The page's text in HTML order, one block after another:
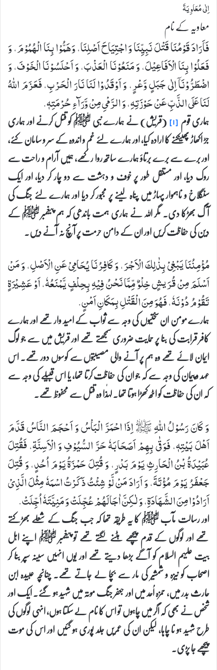
اِلٰى مُعَاوِیَةَ
معاویہ کے نام
فَاَرَادَ قَوْمُنَا قَتْلَ نَبِیِّنَا وَ اجْتِیَاحَ اَصْلِنَا، وَهَمُّوْا بِنَا الْهُمُوْمَ، وَ
فَعَلُوْا بِنَا الْاَفَاعِیْلَ، وَ مَنَعُوْنَا الْعَذْبَ، وَ اَحْلَسُوْنَا الْخَوْفَ، وَ
اضْطَرُّوْنَاۤ اِلٰی جَبَلٍ وَّعْرٍ، وَ اَوْقَدُوْا لَنَا نَارَ الْحَرْبِ، فَعَزَمَ اللهُ
لَنَا عَلَی الذَّبِّ عَنْ حَوْزَتِهِ، وَ الرَّمْیِ مِنْ وَّرَآءِ حُرْمَتِهٖ.
ہماری قوم [۱] (قریش) نے ہمارے نبی ﷺ کو قتل کرنے اور ہماری
جڑ اکھاڑ پھینکنے کا ارادہ کیا، اور ہمارے لئے غم و اندوہ کے سر و سامان کئے،
اور برے سے برے برتاؤ ہمارے ساتھ روا رکھے، ہمیں آرام و راحت سے
روک دیا، اور مستقل طور پر خوف و دہشت سے دو چار کر دیا، اور ایک
سنگلاخ و ناہموار پہاڑ میں پناہ لینے پر مجبور کر دیا اور ہمارے لئے جنگ کی
آگ بھڑکا دی۔ مگر اللہ نے ہماری ہمت باندھی کہ ہم پیغمبر ﷺ کے
دین کی حفاظت کریں اور ان کے دامن حرمت پر آنچ نہ آنے دیں۔
مُؤْمِنُنَا یَبْغِیْ بِذٰلِكَ الْاَجْرَ، وَ كَافِرُنَا یُحَامِیْ عَنِ الْاَصْلِ، وَ مَنْ
اَسْلَمَ مِنْ قُرَیشٍ خِلْوٌ مِّمَّا نَحْنُ فِیْهِ بِحِلْفٍ یَّمْنَعُهٗ، اَوْ عَشِیْرَةٍ
تَقُوْمُ دُوْنَهٗ، فَهُوَ مِنَ الْقَتْلِ بِمَكَانِ اَمْنٍ.
ہمارے مومن ان سختیوں کی وجہ سے ثواب کے امید وار تھے اور ہمارے
کافر قرابت کی بنا پر حمایت ضروری سمجھتے تھے اور قریش میں سے جو لوگ
ایمان لائے تھے وہ ہم پر آنے والی مصیبتوں سے کوسوں دور تھے۔ اس
عہد و پیمان کی وجہ سے کہ جو ان کی حفاظت کرتا تھا، یا اس قبیلے کی وجہ سے
کہ ان کی حفاظت کو اٹھ کھڑا ہوتا تھا۔ لہٰذا وہ قتل سے محفوظ تھے۔
وَ كَانَ رَسُوْلُ اللهِ- ﷺ اِذَا احْمَرَّ الْبَاْسُ وَ اَحْجَمَ النَّاسُ قَدَّمَ
اَهْلَ بَیْتِهٖ، فَوَقٰی بِهِمْ اَصَحَابَهٗ حَرَّ السُّیُوْفِ وَ الْاَسِنَّةِ، فَقُتِلَ
عُبَیْدَةُ بْنُ الْحَارِثِ یَوْمَ بَدْرٍ، وَ قُتِلَ حَمْزَةُ یَوْمَ اُحُدٍ، وَ قُتِلَ
جَعْفَرُ یَوْمَ مُؤْتَةَ، وَ اَرَادَ مَنْ لَّوْ شِئْتُ ذَكَرْتُ اسْمَهٗ مِثْلَ الَّذِیْ
اَرَادُوْا مِنَ الشَّهَادَةِ، وَ لٰكِنَّ اٰجَالَهُمْ عُجِّلَتْ وَ مَنِیَّتَهٗ اُجِّلَتْ.
اور رسالت مآب ﷺ کا یہ طریقہ تھا کہ جب جنگ کے شعلے بھڑکتے
تھے اور لوگوں کے قدم پیچھے ہٹنے لگتے تھے تو پیغمبر ﷺ اپنے اہل
بیت علیہم السلام کو آگے بڑھا دیتے تھے اور یوں انہیں سینہ سپر بنا کر
اصحاب کو نیزہ و شمشیر کی مار سے بچا لے جاتے تھے۔ چنانچہ عبیدہ ابن
حارث بدر میں، حمزہ اُحد میں اور جعفر جنگ موتہ میں شہید ہو گئے۔ ایک اور
شخص نے بھی کہ اگر میں چاہوں تو اس کا نام لے سکتا ہوں، انہی لوگوں کی
طرح شہید ہو نا چاہا، لیکن ان کی عمریں جلد پوری ہو گئیں اور اس کی موت
پیچھے جا پڑی۔